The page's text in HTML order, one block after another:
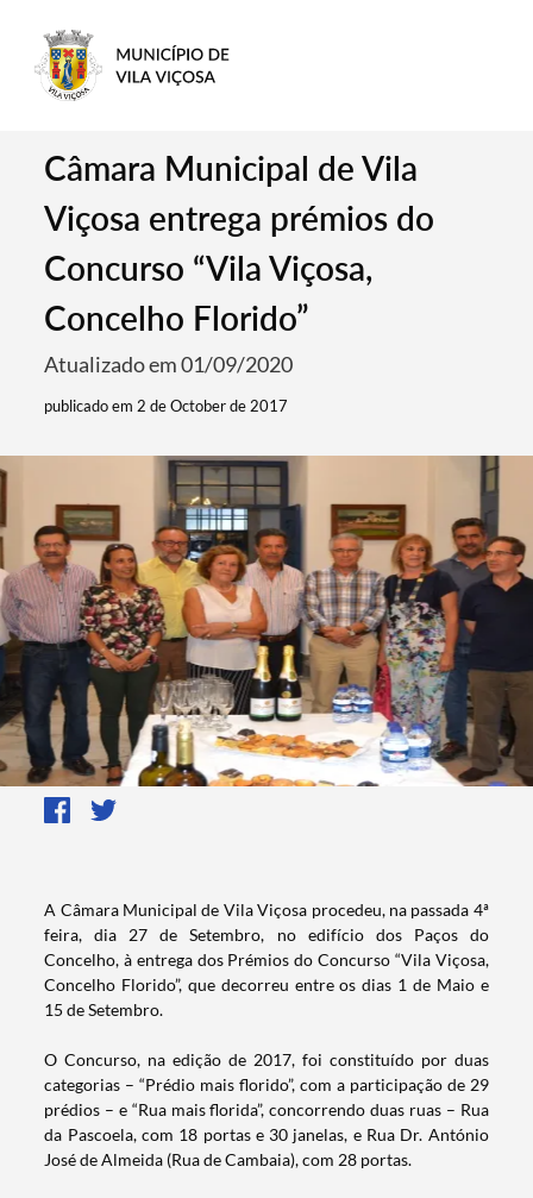
Câmara Municipal de Vila
Viçosa entrega prémios do
Concurso “Vila Viçosa,
Concelho Florido”
Atualizado em 01/09/2020
publicado em 2 de October de 2017
​​​​​A Câmara Municipal de Vila Viçosa procedeu, na passada 4ª
feira, dia 27 de Setembro, no edifício dos Paços do
Concelho, à entrega dos Prémios do Concurso “Vila Viçosa,
Concelho Florido”, que decorreu entre os dias 1 de Maio e
15 de Setembro.
O Concurso, na edição de 2017, foi constituído por duas
categorias – “Prédio mais florido”, com a participação de 29
prédios – e “Rua mais florida”, concorrendo duas ruas – Rua
da Pascoela, com 18 portas e 30 janelas, e Rua Dr. António
José de Almeida (Rua de Cambaia), com 28 portas.